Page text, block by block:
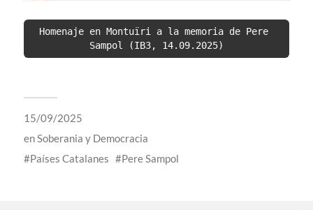
Homenaje en Montuïri a la memoria de Pere
Sampol (IB3, 14.09.2025)
15/09/2025
enSoberania y Democracia
Países Catalanes
Pere Sampol